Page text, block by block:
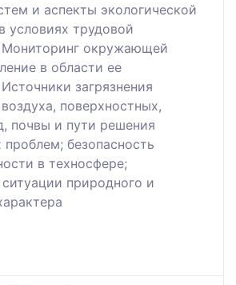
и аспекты экологической
условиях трудовой
Мониторинг окружающей
в области ее
загрязнения
поверхностных,
почвы и пути решения
проблем; безопасность
в техносфере;
природного и